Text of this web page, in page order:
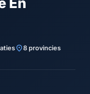
location_on8 provincies